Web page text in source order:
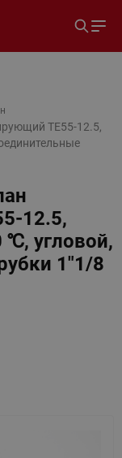
TE55-12.5,
12.5,
℃, угловой,
1"1/8